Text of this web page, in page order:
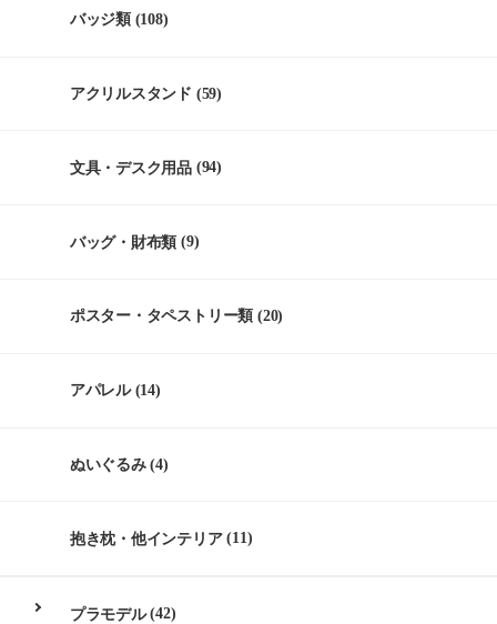
バッジ類(108)
アクリルスタンド (59)
文具・デスク用品 (94)
バッグ・財布類 (9)
ポスター・タペストリー類 (20)
アパレル(14)
ぬいぐるみ(4)
抱き枕・他インテリア(11)
プラモデル(42)